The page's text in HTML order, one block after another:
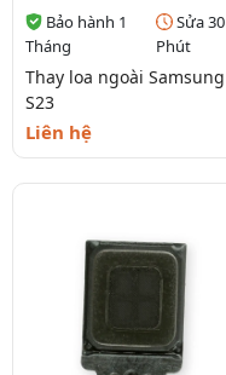
Bảo hành 1
Tháng
Sửa 30
Phút
Thay loa ngoài Samsung
S23
Liên hệ